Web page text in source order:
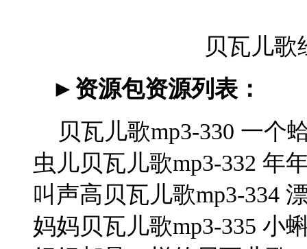
贝瓦儿歌
► 资源包资源列表：
贝瓦儿歌mp3-330 一个
虫儿贝瓦儿歌mp3-332 年
叫声高贝瓦儿歌mp3-334
妈妈贝瓦儿歌mp3-335 小